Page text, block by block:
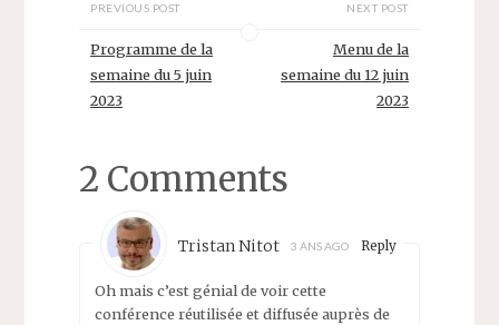
PREVIOUS POST
Programme de la
semaine du 5 juin
2023
NEXT POST
Menu de la
semaine du 12 juin
2023
2 Comments
Tristan Nitot 3 ANS AGO Reply
Oh mais c’est génial de voir cette
conférence réutilisée et diffusée auprès de